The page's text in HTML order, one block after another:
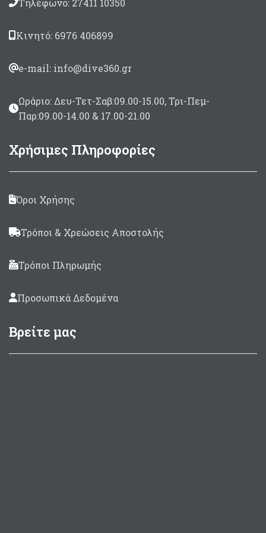
Τηλέφωνο: 27411 10350
Κινητό: 6976 406899
e-mail: info@dive360.gr
Ωράριο: Δευ-Τετ-Σαβ:09.00-15.00, Τρι-Πεμ-
Παρ:09.00-14.00 & 17.00-21.00
Χρήσιμες Πληροφορίες
Όροι Χρήσης
Τρόποι & Χρεώσεις Αποστολής
Τρόποι Πληρωμής
Προσωπικά Δεδομένα
Βρείτε μας